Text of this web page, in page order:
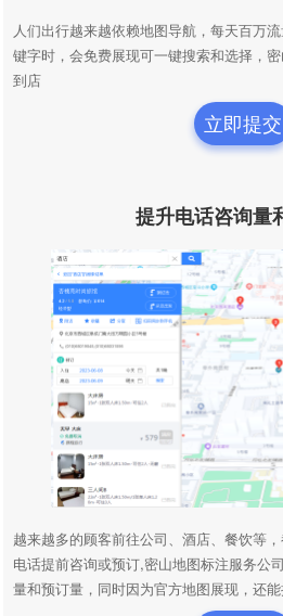
人们出行越来越依赖地图导航，每天百万
键字时，会免费展现可一键搜索和选择，
到店
立即提交
提升电话咨询量
越来越多的顾客前往公司、酒店、餐饮等
电话提前咨询或预订,密山地图标注服务公
量和预订量，同时因为官方地图展现，还